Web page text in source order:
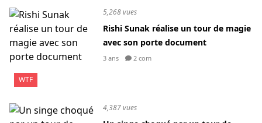
WTF
5,268 vues
Rishi Sunak réalise un tour de magie
avec son porte document
3 ans 2 com
4,387 vues